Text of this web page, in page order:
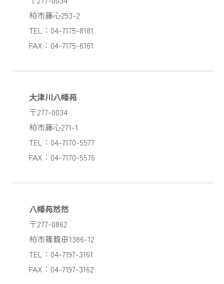
柏市藤心293-2
TEL：04-7175-8181
FAX：04-7175-6161
大津川八幡苑
〒277-0034
柏市藤心271-1
TEL：04-7170-5577
FAX：04-7170-5576
八幡苑然然
〒277-0862
柏市篠籠田1386-12
TEL：04-7197-3161
FAX：04-7197-3162